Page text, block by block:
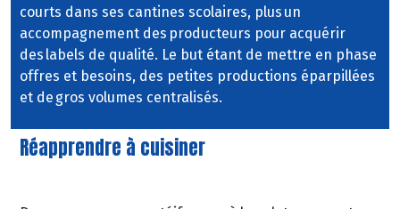
courts dans ses cantines scolaires, plus un
accompagnement des producteurs pour acquérir
des labels de qualité. Le but étant de mettre en phase
offres et besoins, des petites productions éparpillées
et de gros volumes centralisés.
Réapprendre à cuisiner